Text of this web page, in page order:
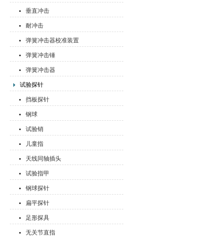
垂直冲击
耐冲击
弹簧冲击器校准装置
弹簧冲击锤
弹簧冲击器
试验探针
挡板探针
钢球
试验销
儿童指
天线同轴插头
试验指甲
钢球探针
扁平探针
足形探具
无关节直指